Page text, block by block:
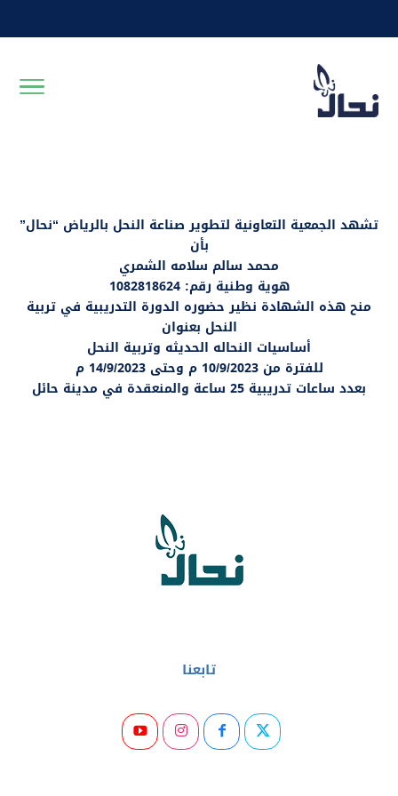
تشهد الجمعية التعاونية لتطوير صناعة النحل بالرياض “نحال”
بأن
محمد سالم سلامه الشمري
هوية وطنية رقم: 1082818624
منح هذه الشهادة نظير حضوره الدورة التدريبية في تربية
النحل بعنوان
أساسيات النحاله الحديثه وتربية النحل
للفترة من 10/9/2023 م وحتى 14/9/2023 م
بعدد ساعات تدريبية 25 ساعة والمنعقدة في مدينة حائل
تابعنا